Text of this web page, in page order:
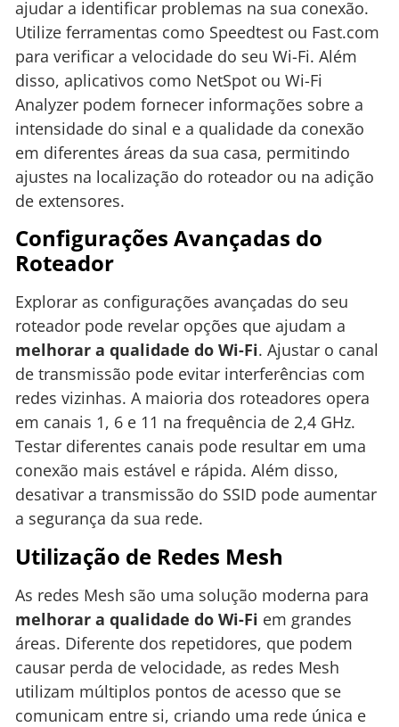
ajudar a identificar problemas na sua conexão.
Utilize ferramentas como Speedtest ou Fast.com
para verificar a velocidade do seu Wi-Fi. Além
disso, aplicativos como NetSpot ou Wi-Fi
Analyzer podem fornecer informações sobre a
intensidade do sinal e a qualidade da conexão
em diferentes áreas da sua casa, permitindo
ajustes na localização do roteador ou na adição
de extensores.
Configurações Avançadas do
Roteador
Explorar as configurações avançadas do seu
roteador pode revelar opções que ajudam a
melhorar a qualidade do Wi-Fi. Ajustar o canal
de transmissão pode evitar interferências com
redes vizinhas. A maioria dos roteadores opera
em canais 1, 6 e 11 na frequência de 2,4 GHz.
Testar diferentes canais pode resultar em uma
conexão mais estável e rápida. Além disso,
desativar a transmissão do SSID pode aumentar
a segurança da sua rede.
Utilização de Redes Mesh
As redes Mesh são uma solução moderna para
melhorar a qualidade do Wi-Fi em grandes
áreas. Diferente dos repetidores, que podem
causar perda de velocidade, as redes Mesh
utilizam múltiplos pontos de acesso que se
comunicam entre si, criando uma rede única e